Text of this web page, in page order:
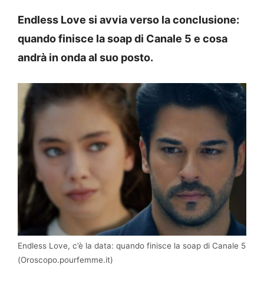
Endless Love si avvia verso la conclusione:
quando finisce la soap di Canale 5 e cosa
andrà in onda al suo posto.
Endless Love, c’è la data: quando finisce la soap di Canale 5
(Oroscopo.pourfemme.it)